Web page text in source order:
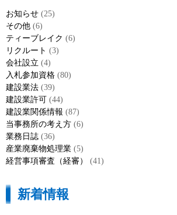
お知らせ (25)
その他 (6)
ティーブレイク (6)
リクルート (3)
会社設立 (4)
入札参加資格 (80)
建設業法 (39)
建設業許可 (44)
建設業関係情報 (87)
当事務所の考え方 (6)
業務日誌 (36)
産業廃棄物処理業 (5)
経営事項審査（経審）
(41)
新着情報